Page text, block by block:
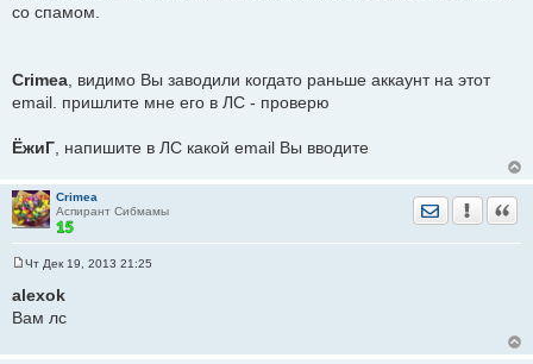
со спамом.
Crimea , видимо Вы заводили когдато раньше аккаунт на этот
email. пришлите мне его в ЛС - проверю
ЁжиГ , напишите в ЛС какой email Вы вводите
Crimea
Аспирант Сибмамы
Отправить
о
б
Чт Дек 19, 2013 21:25
alexok
Вам лс